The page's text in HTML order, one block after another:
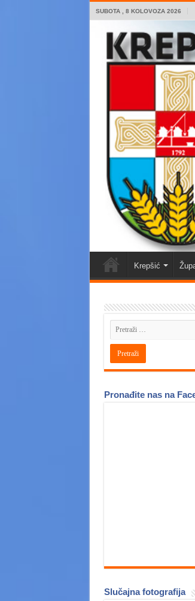
SUBOTA , 8 KOLOVOZA 2026
Krepšić
Pronađite nas na
Slučajna fotografija